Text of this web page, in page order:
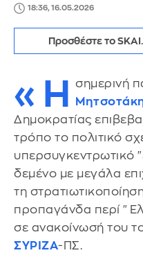
18:36, 16.05.2026
Προσθέστε το
«Η
σημερινή
Δημοκρατίας
τρόπο το πολιτικό
υπερσυγκεντρωτικό
δεμένο με μεγάλα
τη
προπαγάνδα περί
σε ανακοίνωσή του
ΣΥΡΙΖΑ-ΠΣ.